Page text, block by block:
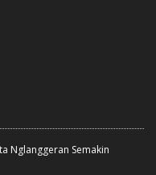
Nglanggeran Semakin